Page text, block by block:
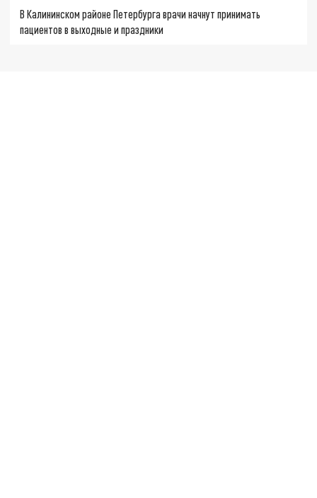
В Калининском районе Петербурга врачи начнут принимать
пациентов в выходные и праздники